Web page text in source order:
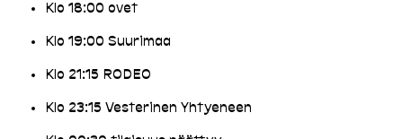
Klo 18:00 ovet
Klo 19:00 Suurimaa
Klo 21:15 RODEO
Klo 23:15 Vesterinen Yhtyeneen